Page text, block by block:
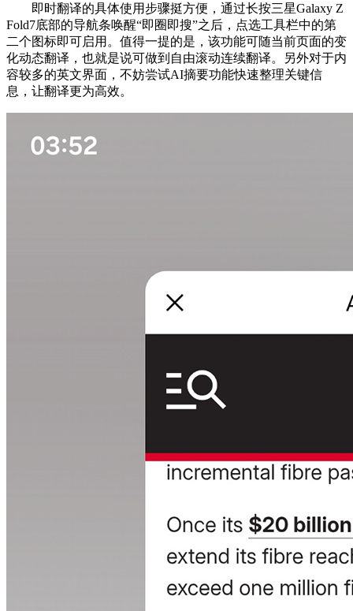
即时翻译的具体使用步骤挺方便，通过长按三星Galaxy Z
Fold7底部的导航条唤醒“即圈即搜”之后，点选工具栏中的第
二个图标即可启用。值得一提的是，该功能可随当前页面的变
化动态翻译，也就是说可做到自由滚动连续翻译。另外对于内
容较多的英文界面，不妨尝试AI摘要功能快速整理关键信
息，让翻译更为高效。